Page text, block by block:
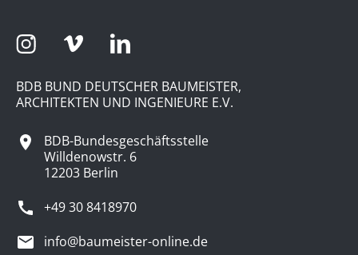
BDB BUND DEUTSCHER BAUMEISTER,
ARCHITEKTEN UND INGENIEURE E.V.
BDB-Bundesgeschäftsstelle
Willdenowstr. 6
12203 Berlin
+49 30 8418970
info@baumeister-online.de